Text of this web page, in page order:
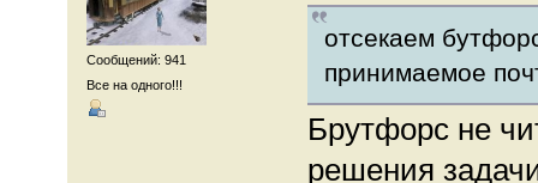
Сообщений: 941
Все на одного!!!
отсекаем
принимаемое
Брутфорс не
решения